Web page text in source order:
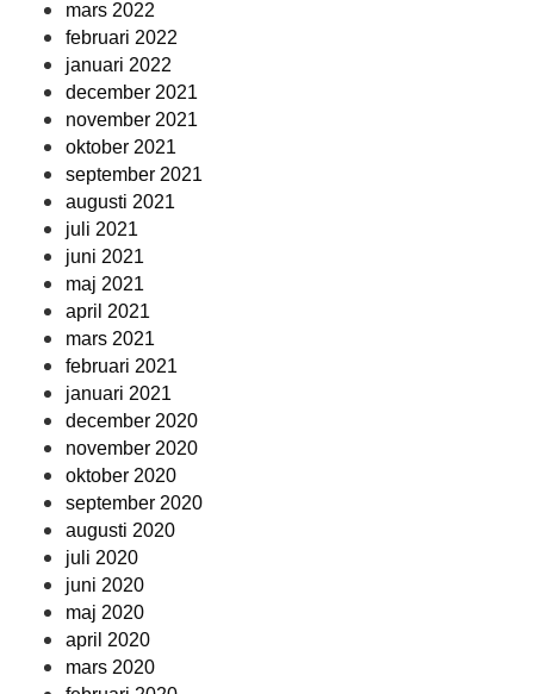
mars 2022
februari 2022
januari 2022
december 2021
november 2021
oktober 2021
september 2021
augusti 2021
juli 2021
juni 2021
maj 2021
april 2021
mars 2021
februari 2021
januari 2021
december 2020
november 2020
oktober 2020
september 2020
augusti 2020
juli 2020
juni 2020
maj 2020
april 2020
mars 2020